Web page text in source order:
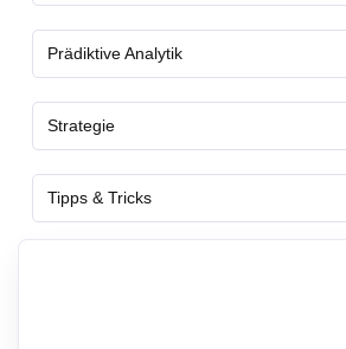
Prädiktive Analytik
Strategie
Tipps & Tricks